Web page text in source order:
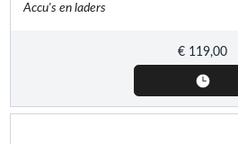
Accu's en laders
€ 119,00